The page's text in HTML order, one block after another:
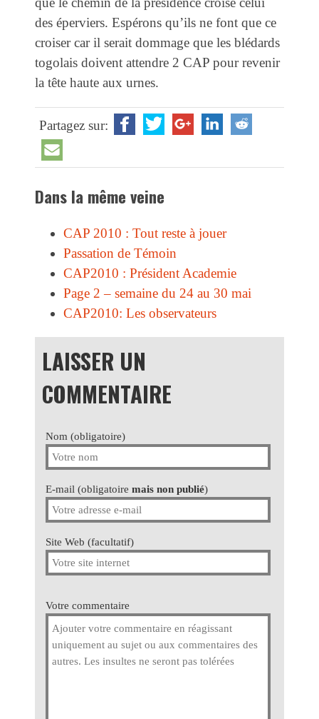
des éperviers. Espérons qu’ils ne font que ce
croiser car il serait dommage que les blédards
togolais doivent attendre 2 CAP pour revenir
la tête haute aux urnes.
Partagez sur:
Dans la même veine
CAP 2010 : Tout reste à jouer
Passation de Témoin
CAP2010 : Président Academie
Page 2 – semaine du 24 au 30 mai
CAP2010: Les observateurs
LAISSER UN
COMMENTAIRE
Nom (obligatoire)
E-mail (obligatoire mais non publié)
Site Web (facultatif)
Votre commentaire